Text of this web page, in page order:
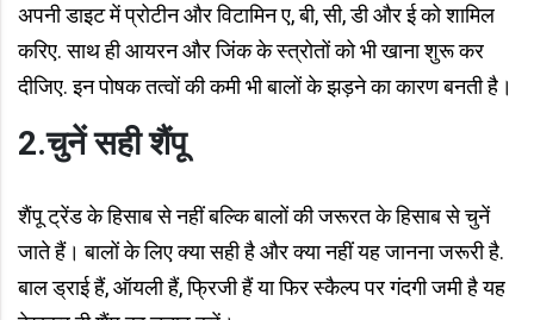
अपनी डाइट में प्रोटीन और विटामिन ए, बी, सी, डी और ई को शामिल
करिए. साथ ही आयरन और जिंक के स्त्रोतों को भी खाना शुरू कर
दीजिए. इन पोषक तत्वों की कमी भी बालों के झड़ने का कारण बनती है।
2.चुनें सही शैंपू
शैंपू ट्रेंड के हिसाब से नहीं बल्कि बालों की जरूरत के हिसाब से चुनें
जाते हैं। बालों के लिए क्या सही है और क्या नहीं यह जानना जरूरी है.
बाल ड्राई हैं, ऑयली हैं, फ्रिजी हैं या फिर स्कैल्प पर गंदगी जमी है यह